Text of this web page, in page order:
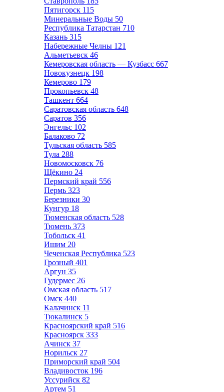
Пятигорск 115
Минеральные Воды 50
Республика Татарстан 710
Казань 315
Набережные Челны 121
Альметьевск 46
Кемеровская область — Кузбасс 667
Новокузнецк 198
Кемерово 179
Прокопьевск 48
Ташкент 664
Саратовская область 648
Саратов 356
Энгельс 102
Балаково 72
Тульская область 585
Тула 288
Новомосковск 76
Щёкино 24
Пермский край 556
Пермь 323
Березники 30
Кунгур 18
Тюменская область 528
Тюмень 373
Тобольск 41
Ишим 20
Чеченская Республика 523
Грозный 401
Аргун 35
Гудермес 26
Омская область 517
Омск 440
Калачинск 11
Тюкалинск 5
Красноярский край 516
Красноярск 333
Ачинск 37
Норильск 27
Приморский край 504
Владивосток 196
Уссурийск 82
Артем 51